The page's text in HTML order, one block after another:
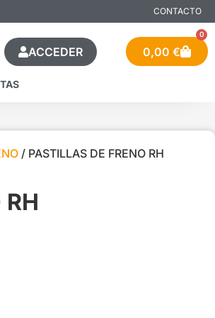
CONTACTO
ACCEDER 0,00 €
0
/ PASTILLAS DE FRENO RH
RH